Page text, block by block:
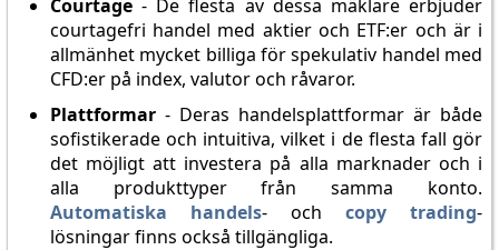
Courtage- De flesta av dessa mäklare erbjuder
courtagefri handel med aktier och ETF:er och är i
allmänhet mycket billiga för spekulativ handel med
CFD:er på index, valutor och råvaror.
Plattformar- Deras handelsplattformar är både
sofistikerade och intuitiva, vilket i de flesta fall gör
det möjligt att investera på alla marknader och i
alla produkttyper från samma konto.
Automatiska handels- ochcopy trading-
lösningar finns också tillgängliga.